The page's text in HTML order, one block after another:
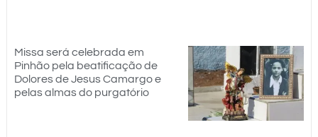
Missa será celebrada em
Pinhão pela beatificação de
Dolores de Jesus Camargo e
pelas almas do purgatório